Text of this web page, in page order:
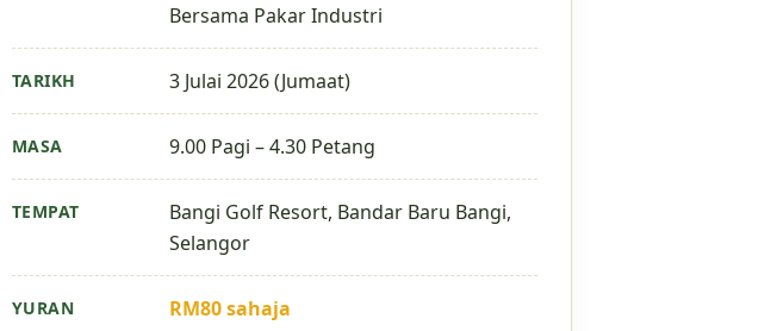
Bersama Pakar Industri
TARIKH 3 Julai 2026 (Jumaat)
MASA 9.00 Pagi – 4.30 Petang
TEMPAT
Bangi Golf Resort, Bandar Baru Bangi,
Selangor
YURAN RM80 sahaja